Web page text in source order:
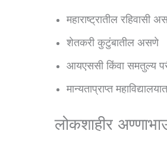
महाराष्ट्रातील रहिवासी
शेतकरी कुटुंबातील असणे
आयएससी किंवा समतुल्य
मान्यताप्राप्त
लोकशाहीर